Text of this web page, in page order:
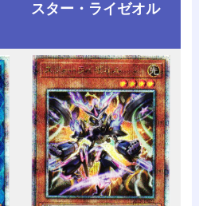
スター・ライゼオル